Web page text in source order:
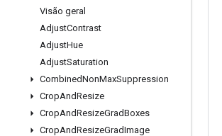
Visão geral
AdjustContrast
AdjustHue
AdjustSaturation
CombinedNonMaxSuppression
CropAndResize
CropAndResizeGradBoxes
CropAndResizeGradImage